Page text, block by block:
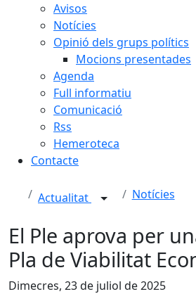
Avisos
Notícies
Opinió dels grups polítics
Mocions presentades
Agenda
Full informatiu
Comunicació
Rss
Hemeroteca
Contacte
Actualitat Notícies
El Ple aprova per
Pla de Viabilitat
Dimecres, 23 de juliol de 2025